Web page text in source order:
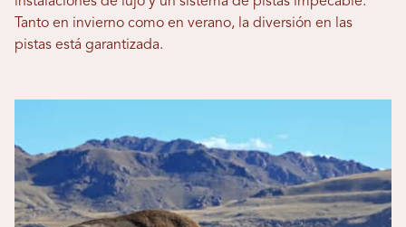
Tanto en invierno como en verano, la diversión en las
pistas está garantizada.